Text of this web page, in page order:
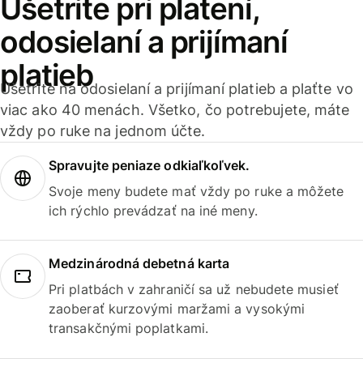
Ušetrite pri platení,
odosielaní a prijímaní
platieb
Ušetrite na odosielaní a prijímaní platieb a plaťte vo
viac ako 40 menách. Všetko, čo potrebujete, máte
vždy po ruke na jednom účte.
Spravujte peniaze odkiaľkoľvek.
Svoje meny budete mať vždy po ruke a môžete
ich rýchlo prevádzať na iné meny.
Medzinárodná debetná karta
Pri platbách v zahraničí sa už nebudete musieť
zaoberať kurzovými maržami a vysokými
transakčnými poplatkami.